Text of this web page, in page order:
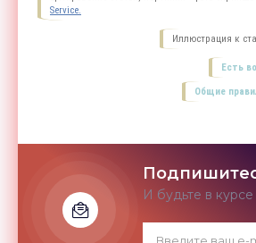
Service.
Иллюстрация к
Есть
Общие
И будьте в